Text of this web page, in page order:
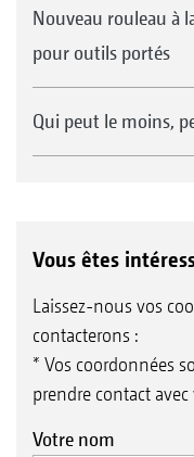
Nouveau rouleau à
pour outils portés
Qui peut le moins,
Vous êtes
Laissez-nous vos
contacterons :
* Vos coordonnées
prendre contact
Votre nom